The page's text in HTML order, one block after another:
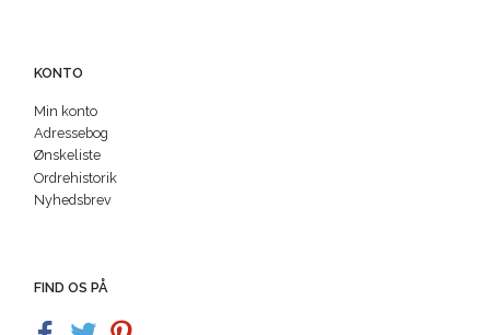
KONTO
Min konto
Adressebog
Ønskeliste
Ordrehistorik
Nyhedsbrev
FIND OS PÅ